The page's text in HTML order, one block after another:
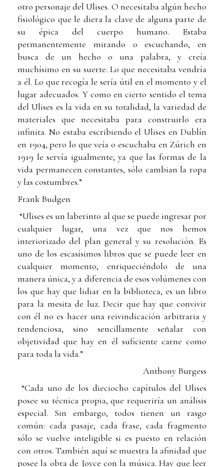
otro personaje del Ulises. O necesitaba algún hecho
fisiológico que le diera la clave de alguna parte de
su épica del cuerpo humano. Estaba
permanentemente mirando o escuchando, en
busca de un hecho o una palabra, y creía
muchísimo en su suerte. Lo que necesitaba vendría
a él. Lo que recogía le sería útil en el momento y el
lugar adecuados. Y como en cierto sentido el tema
del Ulises es la vida en su totalidad, la variedad de
materiales que necesitaba para construirlo era
infinita. No estaba escribiendo el Ulises en Dublín
en 1904, pero lo que veía o escuchaba en Zúrich en
1919 le servía igualmente, ya que las formas de la
vida permanecen constantes, sólo cambian la ropa
y las costumbres.”
Frank Budgen
“Ulises es un laberinto al que se puede ingresar por
cualquier lugar, una vez que nos hemos
interiorizado del plan general y su resolución. Es
uno de los escasísimos libros que se puede leer en
cualquier momento, enriqueciéndolo de una
manera única, y a diferencia de esos volúmenes con
los que hay que lidiar en la biblioteca, es un libro
para la mesita de luz. Decir que hay que convivir
con él no es hacer una reivindicación arbitraria y
tendenciosa, sino sencillamente señalar con
objetividad que hay en él suficiente carne como
para toda la vida.”
Anthony Burgess
“Cada uno de los dieciocho capítulos del Ulises
posee su técnica propia, que requeriría un análisis
especial. Sin embargo, todos tienen un rasgo
común: cada pasaje, cada frase, cada fragmento
sólo se vuelve inteligible si es puesto en relación
con otros. También aquí se muestra la afinidad que
posee la obra de Joyce con la música. Hay que leer